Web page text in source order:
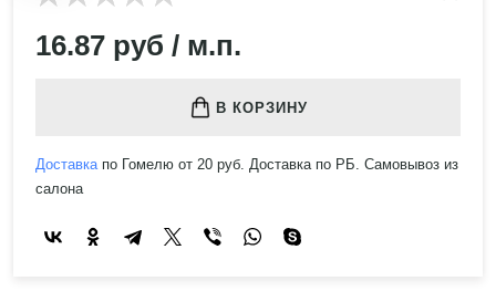
16.87 руб / м.п.
В КОРЗИНУ
Доставкапо Гомелю от 20 руб. Доставка по РБ. Самовывоз из
салона